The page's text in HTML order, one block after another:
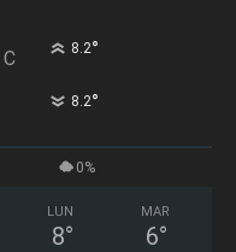
C 8.2°
8.2°
0%
LUN
8°
MAR
6°